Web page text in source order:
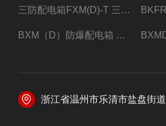
三防配电箱FXM(D)-T 三防型黑色工程塑料
BXM（D）防爆配电箱 防爆照明动力箱厂家 定做
浙江省温州市乐清市盐盘街道